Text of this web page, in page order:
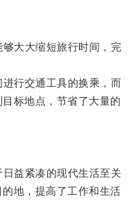
大大缩短旅行时间，完
行交通工具的换乘，而
标地点，节省了大量的
益紧凑的现代生活至关
地，提高了工作和生活